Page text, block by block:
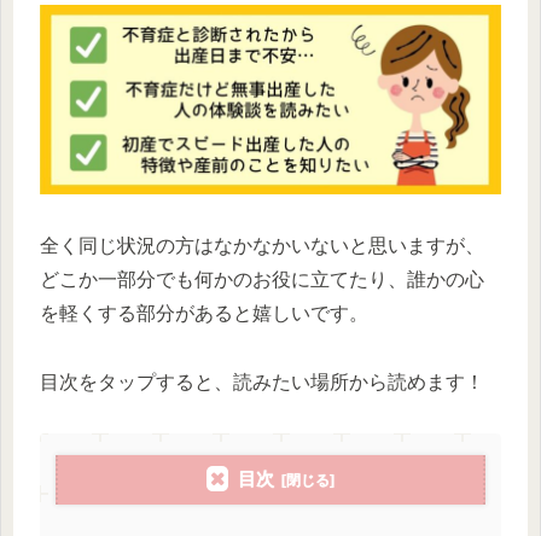
全く同じ状況の方はなかなかいないと思いますが、
どこか一部分でも何かのお役に立てたり、誰かの心
を軽くする部分があると嬉しいです。
目次をタップすると、読みたい場所から読めます！
目次